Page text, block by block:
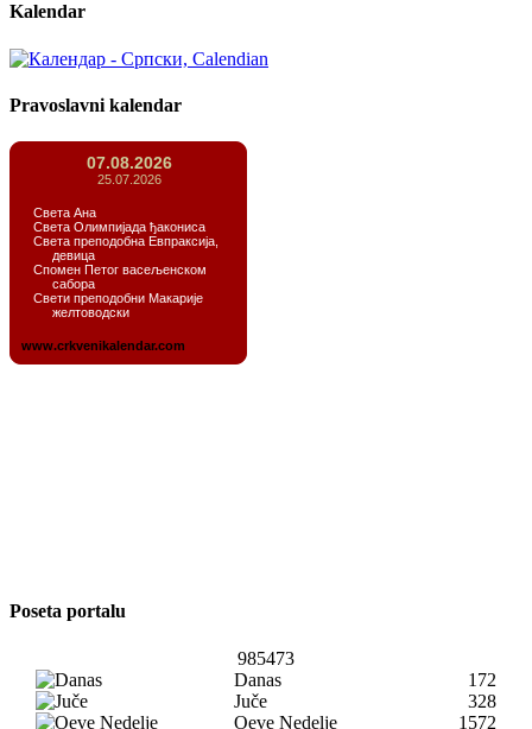
Kalendar
Pravoslavni kalendar
Poseta portalu
985473
Danas
172
Juče
328
Oeve Nedelje
1572